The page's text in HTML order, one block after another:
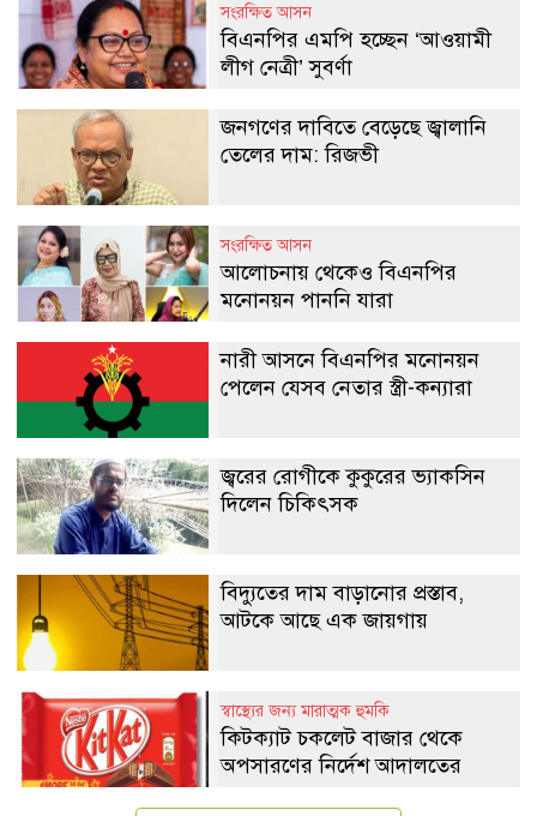
সংরক্ষিত আসন
বিএনপির এমপি হচ্ছেন ‘আওয়ামী
লীগ নেত্রী’ সুবর্ণা
জনগণের দাবিতে বেড়েছে জ্বালানি
তেলের দাম: রিজভী
সংরক্ষিত আসন
আলোচনায় থেকেও বিএনপির
মনোনয়ন পাননি যারা
নারী আসনে বিএনপির মনোনয়ন
পেলেন যেসব নেতার স্ত্রী-কন্যারা
জ্বরের রোগীকে কুকুরের ভ্যাকসিন
দিলেন চিকিৎসক
বিদ্যুতের দাম বাড়ানোর প্রস্তাব,
আটকে আছে এক জায়গায়
স্বাস্থ্যের জন্য মারাত্মক হুমকি
কিটক্যাট চকলেট বাজার থেকে
অপসারণের নির্দেশ আদালতের